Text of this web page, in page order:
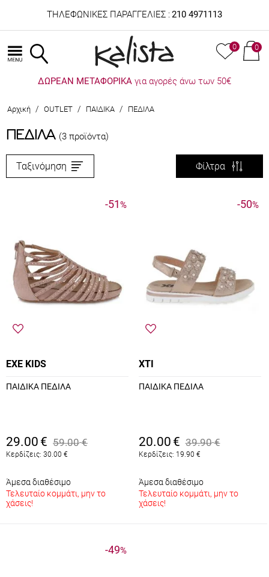
ΤΗΛΕΦΩΝΙΚΕΣ ΠΑΡΑΓΓΕΛΙΕΣ : 210 4971113
0 0
ΔΩΡΕΑΝ ΜΕΤΑΦΟΡΙΚΑ για αγορές άνω των 50€
Αρχική / OUTLET / ΠΑΙΔΙΚΑ / ΠΕΔΙΛΑ
ΠΕΔΙΛΑ (3 προϊόντα)
Ταξινόμηση Φίλτρα
-51%
EXE KIDS
ΠΑΙΔΙΚΑ ΠΕΔΙΛΑ
29.00 € 59.00 €
Κερδίζεις: 30.00 €
Άμεσα διαθέσιμο
Τελευταίο κομμάτι, μην το
χάσεις!
-50%
XTI
ΠΑΙΔΙΚΑ ΠΕΔΙΛΑ
20.00 € 39.90 €
Κερδίζεις: 19.90 €
Άμεσα διαθέσιμο
Τελευταίο κομμάτι, μην το
χάσεις!
-49%